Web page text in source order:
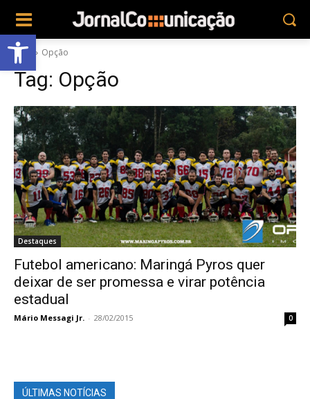
Abrir a barra de ferramentas
Tags Opção
Tag: Opção
Destaques
Futebol americano: Maringá Pyros quer
deixar de ser promessa e virar potência
estadual
Mário Messagi Jr. - 28/02/2015 0
ÚLTIMAS NOTÍCIAS